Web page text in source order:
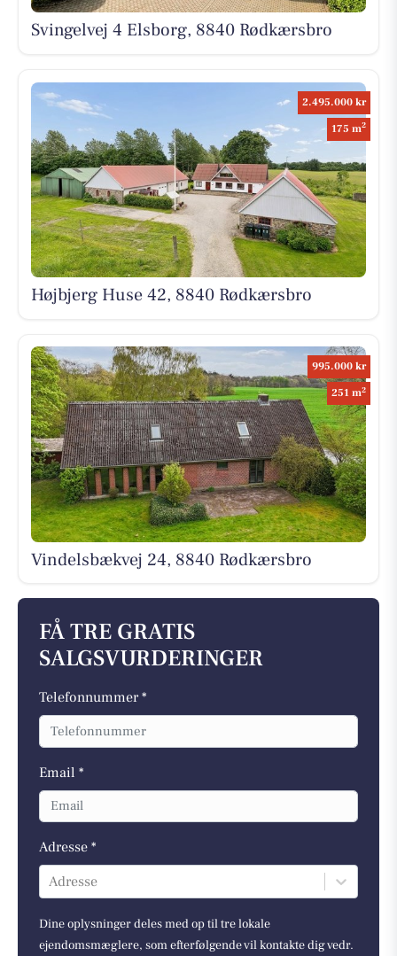
Svingelvej 4 Elsborg, 8840 Rødkærsbro
2.495.000 kr
175 m2
Højbjerg Huse 42, 8840 Rødkærsbro
995.000 kr
251 m2
Vindelsbækvej 24, 8840 Rødkærsbro
FÅ TRE GRATIS
SALGSVURDERINGER
Telefonnummer *
Email *
Adresse *
Adresse
Dine oplysninger deles med op til tre lokale
ejendomsmæglere, som efterfølgende vil kontakte dig vedr.